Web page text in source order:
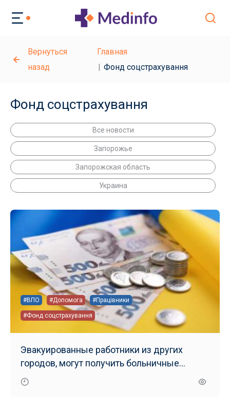
Вернуться
назад
Главная
Фонд соцстрахування
Фонд соцстрахування
Все новости
Запорожье
Запорожская область
Украина
#ВПО #Допомога #Працівники
#Фонд соцстрахування
Эвакуированные работники из других
городов, могут получить больничные
выплаты в Запорожье